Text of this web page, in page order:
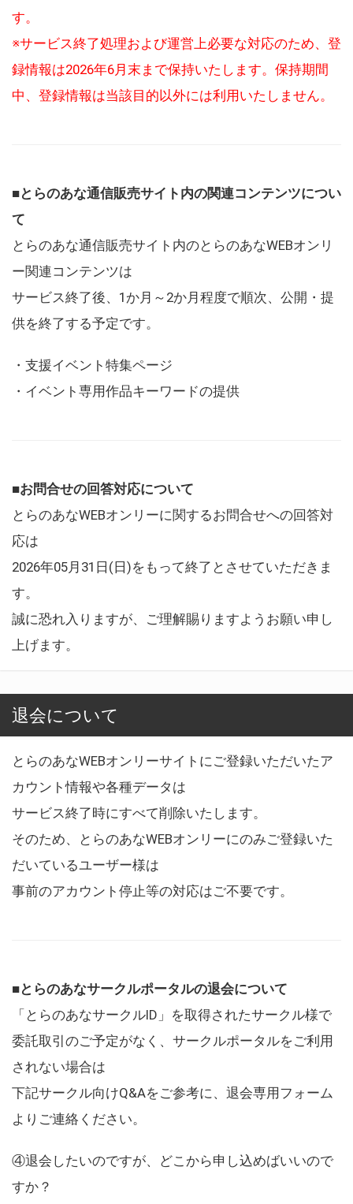
す。
※サービス終了処理および運営上必要な対応のため、登
録情報は2026年6月末まで保持いたします。保持期間
中、登録情報は当該目的以外には利用いたしません。
■とらのあな通信販売サイト内の関連コンテンツについ
て
とらのあな通信販売サイト内のとらのあなWEBオンリ
ー関連コンテンツは
サービス終了後、1か月～2か月程度で順次、公開・提
供を終了する予定です。
・支援イベント特集ページ
・イベント専用作品キーワードの提供
■お問合せの回答対応について
とらのあなWEBオンリーに関するお問合せへの回答対
応は
2026年05月31日(日)をもって終了とさせていただきま
す。
誠に恐れ入りますが、ご理解賜りますようお願い申し
上げます。
退会について
とらのあなWEBオンリーサイトにご登録いただいたア
カウント情報や各種データは
サービス終了時にすべて削除いたします。
そのため、とらのあなWEBオンリーにのみご登録いた
だいているユーザー様は
事前のアカウント停止等の対応はご不要です。
■とらのあなサークルポータルの退会について
「とらのあなサークルID」を取得されたサークル様で
委託取引のご予定がなく、サークルポータルをご利用
されない場合は
下記サークル向けQ&Aをご参考に、退会専用フォーム
よりご連絡ください。
④退会したいのですが、どこから申し込めばいいので
すか？